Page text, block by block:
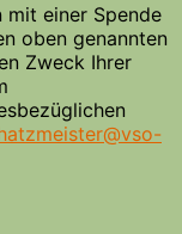
mit einer Spende
oben genannten
Zweck Ihrer